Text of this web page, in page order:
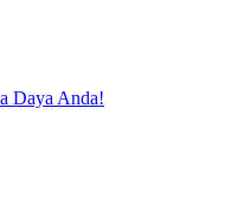
Daya Anda!